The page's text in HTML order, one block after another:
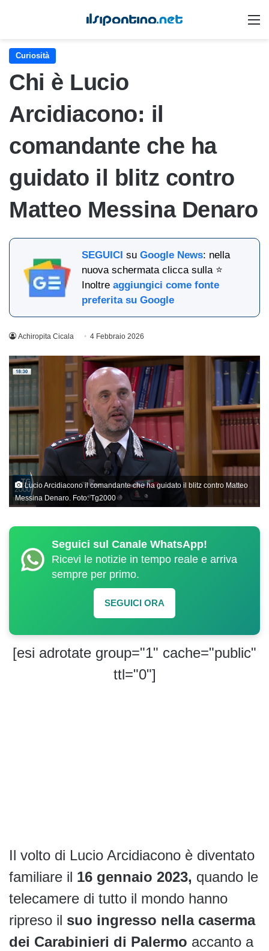
Curiosità
Chi è Lucio
Arcidiacono: il
comandante che ha
guidato il blitz contro
Matteo Messina Denaro
SEGUICI suGoogle News: nella
nuova schermata clicca sulla ⭐
Inoltreaggiungici come fonte
preferita su Google
Achiropita Cicala 4 Febbraio 2026
Lucio Arcidiacono il comandante che ha guidato il blitz contro Matteo
Messina Denaro. Foto: Tg2000
Seguici sul Canale WhatsApp!
Ricevi le notizie in tempo reale e arriva
sempre per primo.
SEGUICI ORA
[esi adrotate group="1" cache="public"
ttl="0"]
Il volto di Lucio Arcidiacono è diventato
familiare il 16 gennaio 2023, quando le
telecamere di tutto il mondo hanno
ripreso il suo ingresso nella caserma
dei Carabinieri di Palermo accanto a